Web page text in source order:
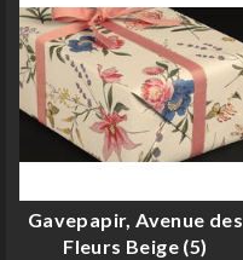
Gavepapir, Avenue des
Fleurs Beige (5)